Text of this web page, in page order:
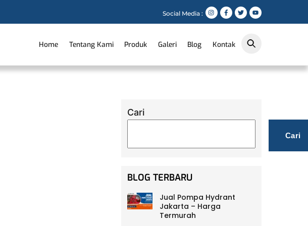
Social Media :
Home Tentang Kami Produk Galeri Blog Kontak
Cari
Cari
BLOG TERBARU
Jual Pompa Hydrant
Jakarta – Harga
Termurah